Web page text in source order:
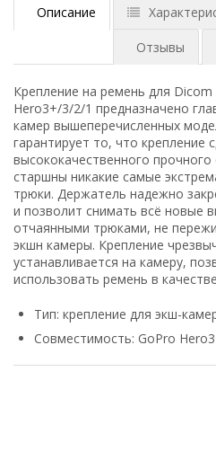
Описание
Отзывы
Крепление на ремень для Dicom
Hero3+/3/2/1 предназначено
камер вышеперечисленных
гарантирует то, что крепление
высококачественного
старшны никакие самые
трюки. Держатель надежно
и позволит снимать всё новые
отчаянными трюками, не
экшн камеры. Крепление
устанавливается на камеру,
использовать ремень в
Тип: крепление для экш-
Совместимость: GoPro